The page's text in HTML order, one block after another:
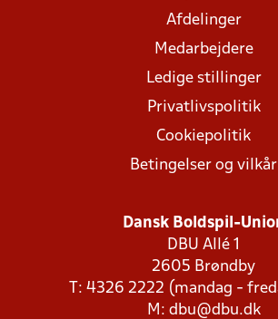
Afdelinger
Medarbejdere
Ledige stillinger
Privatlivspolitik
Cookiepolitik
Betingelser og vilkår
Dansk Boldspil-
DBU Allé 1
2605 Brøndby
T: 4326 2222 (mandag -
M: dbu@dbu.dk